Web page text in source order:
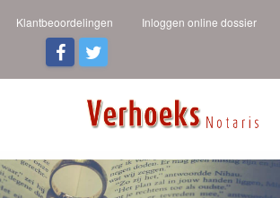
Klantbeoordelingen Inloggen online dossier
Verhoeks Notaris |
Den Helder
verhaal